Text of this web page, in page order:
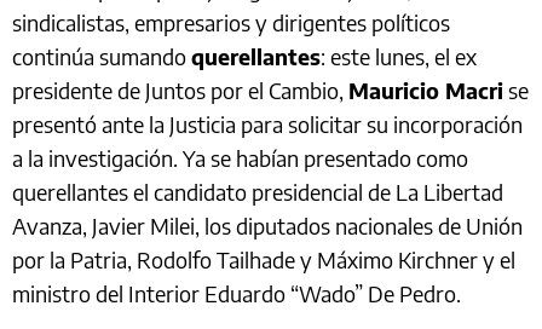
sindicalistas, empresarios y dirigentes políticos
continúa sumandoquerellantes: este lunes, el ex
presidente de Juntos por el Cambio, Mauricio Macrise
presentó ante la Justicia para solicitar su incorporación
a la investigación. Ya se habían presentado como
querellantes el candidato presidencial de La Libertad
Avanza, Javier Milei, los diputados nacionales de Unión
por la Patria, Rodolfo Tailhade y Máximo Kirchner y el
ministro del Interior Eduardo “Wado” De Pedro.